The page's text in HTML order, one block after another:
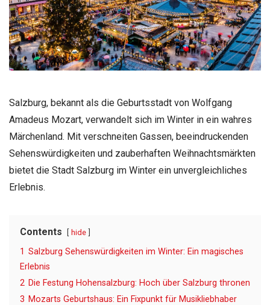
Salzburg, bekannt als die Geburtsstadt von Wolfgang
Amadeus Mozart, verwandelt sich im Winter in ein wahres
Märchenland. Mit verschneiten Gassen, beeindruckenden
Sehenswürdigkeiten und zauberhaften Weihnachtsmärkten
bietet die Stadt Salzburg im Winter ein unvergleichliches
Erlebnis.
Contents hide
1 Salzburg Sehenswürdigkeiten im Winter: Ein magisches
Erlebnis
2 Die Festung Hohensalzburg: Hoch über Salzburg thronen
3 Mozarts Geburtshaus: Ein Fixpunkt für Musikliebhaber